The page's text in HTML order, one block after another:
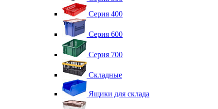
Серия 400
Серия 600
Серия 700
Складные
Ящики для склада